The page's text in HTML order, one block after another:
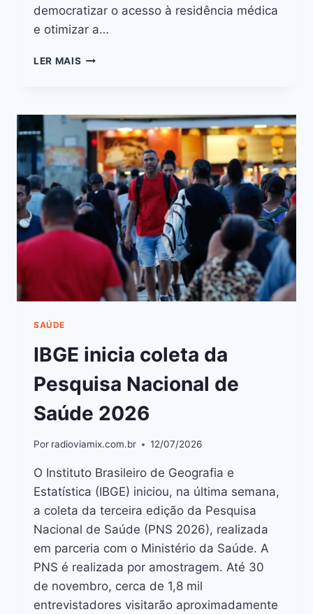
democratizar o acesso à residência médica
e otimizar a…
LER MAIS
SAÚDE
IBGE inicia coleta da
Pesquisa Nacional de
Saúde 2026
Por radioviamix.com.br 12/07/2026
O Instituto Brasileiro de Geografia e
Estatística (IBGE) iniciou, na última semana,
a coleta da terceira edição da Pesquisa
Nacional de Saúde (PNS 2026), realizada
em parceria com o Ministério da Saúde. A
PNS é realizada por amostragem. Até 30
de novembro, cerca de 1,8 mil
entrevistadores visitarão aproximadamente